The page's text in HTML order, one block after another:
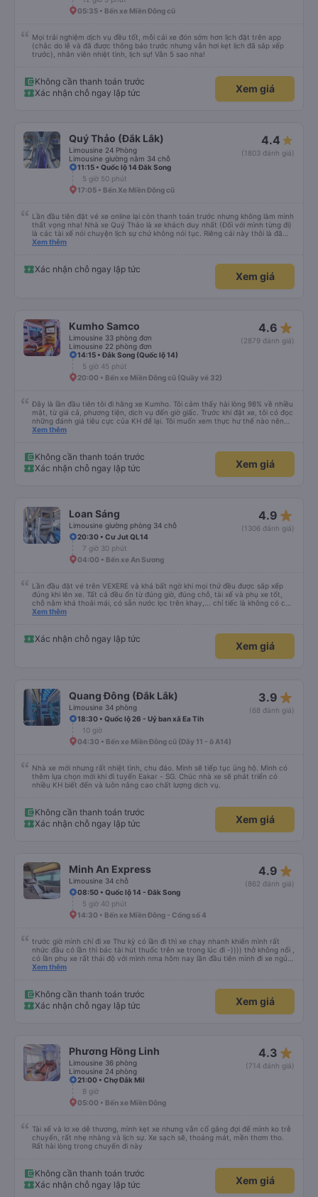
05:35 • Bến xe Miền Đông cũ
Mọi trải nghiệm dịch vụ đều tốt, mỗi cái xe đón sớm hơn lịch đặt trên app
(chắc do lễ và đã được thông báo trước nhưng vẫn hơi kẹt lịch đã sắp xếp
trước), nhân viên nhiệt tình, lịch sự! Vẫn 5 sao nha!
Không cần thanh toán trước
Xác nhận chỗ ngay lập tức
Xem giá
Quý Thảo (Đắk Lắk)
Limousine 24 Phòng
Limousine giường nằm 34 chỗ
4.4
(1803 đánh giá)
11:15 • Quốc lộ 14 Đăk Song
5 giờ 50 phút
17:05 • Bến Xe Miền Đông cũ
Lần đầu tiên đặt vé xe online lại còn thanh toán trước nhưng không làm mình
thất vọng nha! Nhà xe Quý Thảo là xe khách duy nhất (Đối với mình từng đi)
là các tài xế nói chuyện lịch sự chứ không nói tục. Riêng cái này thôi là đã
đánh giá 5 sao rồi. Chú tài xế còn uống pepsi rất dễ thương chứ không có
Xem thêm
Xác nhận chỗ ngay lập tức
Xem giá
Kumho Samco
Limousine 33 phòng đơn
Limousine 22 phòng đơn
4.6 star_rate
(2879 đánh giá)
14:15 • Đắk Song (Quốc lộ 14)
5 giờ 45 phút
20:00 • Bến xe Miền Đông cũ (Quầy vé 32)
Đây là lần đầu tiên tôi đi hãng xe Kumho. Tôi cảm thấy hài lòng 98% về nhiều
mặt, từ giá cả, phương tiện, dịch vụ đến giờ giấc. Trước khi đặt xe, tôi có đọc
những đánh giá tiêu cực của KH để lại. Tôi muốn xem thực hư thế nào nên
thử 1 lần cho biết. Có thể do tôi may mắn, tôi đã 0 gặp phải những điều tệ
quảng đường đầu. Tôi sẽ tiếp tục ủng hộ nhà xe. Hy vọng lần sau sẽ tốt hơn.
Chân thành cám ơn nhà xe.
Xem thêm
Không cần thanh toán trước
Xác nhận chỗ ngay lập tức
Xem giá
Loan Sáng
Limousine giường phòng 34 chỗ
4.9 star_rate
(1306 đánh giá)
20:30 • Cư Jut QL14
7 giờ 30 phút
04:00 • Bến xe An Sương
Lần đầu đặt vé trên VEXERE và khá bất ngờ khi mọi thứ đều được sắp xếp
đúng khi lên xe. Tất cả đều ổn từ đúng giờ, đúng chỗ, tài xế và phụ xe tốt,
chỗ nằm khá thoải mái, có sẵn nước lọc trên khay,... chỉ tiếc là không có chỗ
để sạc pin thôi. Nhưng vậy cũng quá ổn rồi!
Xem thêm
Xác nhận chỗ ngay lập tức
Xem giá
Quang Đông (Đắk Lắk)
Limousine 34 phòng
3.9 star_rate
(68 đánh giá)
18:30 • Quốc lộ 26 - Uỷ ban xã Ea Tih
10 giờ
04:30 • Bến xe Miền Đông cũ (Dãy 11 - ô A14)
Nhà xe mới nhưng rất nhiệt tình, chu đáo. Mình sẽ tiếp tục ủng hộ. Mình có
thêm lựa chọn mới khi đi tuyến Eakar - SG. Chúc nhà xe sẽ phát triển có
nhiều KH biết đến và luôn nâng cao chất lượng dịch vụ.
Không cần thanh toán trước
Xác nhận chỗ ngay lập tức
Xem giá
Minh An Express
Limousine 34 chỗ
4.9 star_rate
(862 đánh giá)
08:50 • Quốc lộ 14 - Đăk Song
5 giờ 40 phút
14:30 • Bến xe Miền Đông - Cổng số 4
trước giờ mình chỉ đi xe Thư kỳ có lần đi thì xe chạy nhanh khiến mình rất
nhức đầu có lần thì bác tài hút thuốc trên xe trong lúc đi -)))) thở không nổi ,
có lần phụ xe rất thái độ với mình nma hôm nay lần đầu tiên mình đi xe ngủ
rất ngon chạy êm lắm phải nói là đã bác tài và anh phụ xe còn dễ thương
Xem thêm
Không cần thanh toán trước
Xác nhận chỗ ngay lập tức
Xem giá
Phương Hồng Linh
Limousine 36 phòng
Limousine 24 phòng
4.3 star_rate
(714 đánh giá)
21:00 • Chợ Đắk Mil
8 giờ
05:00 • Bến xe Miền Đông
Tài xế và lơ xe dễ thương, mình kẹt xe nhưng vẫn cố gắng đợi để mình ko trễ
chuyến, rất nhẹ nhàng và lịch sự. Xe sạch sẽ, thoáng mát, mền thơm tho.
Rất hài lòng trong chuyến đi này
Không cần thanh toán trước
Xác nhận chỗ ngay lập tức
Xem giá